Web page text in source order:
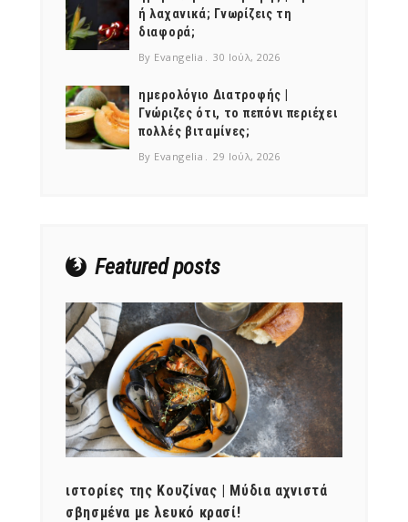
ή λαχανικά; Γνωρίζεις τη
διαφορά;
By Evangelia 30 Ιούλ, 2026
ημερολόγιο Διατροφής |
Γνώριζες ότι, το πεπόνι περιέχει
πολλές βιταμίνες;
By Evangelia 29 Ιούλ, 2026
Featured posts
ιστορίες της Κουζίνας | Μύδια αχνιστά
σβησμένα με λευκό κρασί!
NEWSLETTER
mel
y updates
fro
m